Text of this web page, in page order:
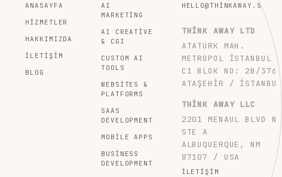
ANASAYFA
HIZMETLER
HAKKIMIZDA
İLETIŞIM
BLOG
AI
MARKETING
AI CREATIVE
& CGI
CUSTOM AI
TOOLS
WEBSITES &
PLATFORMS
SAAS
DEVELOPMENT
MOBILE APPS
BUSINESS
DEVELOPMENT
THINK AWAY LTD
ATATÜRK MAH.
METROPOL İSTANBUL
C1 BLOK NO: 2B/376
ATAŞEHIR / İSTANBUL
THINK AWAY LLC
2201 MENAUL BLVD NE
STE A
ALBUQUERQUE, NM
87107 / USA
İLETIŞIM